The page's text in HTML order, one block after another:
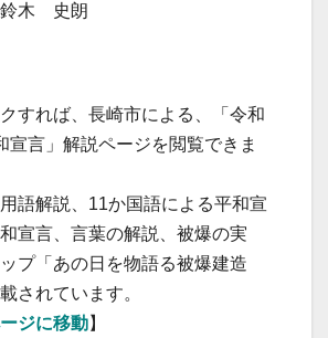
木 史朗
すれば、長崎市による、「令和
言」解説ページを閲覧できま
語解説、11か国語による平和宣
宣言、言葉の解説、被爆の実
プ「あの日を物語る被爆建造
されています。
ジに移動】